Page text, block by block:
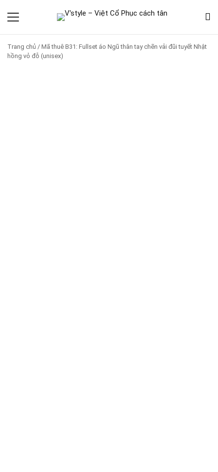
Trang chủ / Mã thuê B31: Fullset áo Ngũ thân tay chẽn vải đũi tuyết Nhật
hồng vỏ đỗ (unisex)